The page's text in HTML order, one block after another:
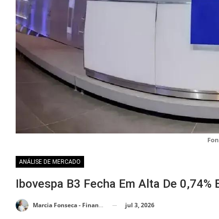
ANÁLISE DE MERCADO
Ibovespa B3 Fecha Em Alta De 0,74%
Marcia Fonseca - Financial Consultant jul 3, 2026